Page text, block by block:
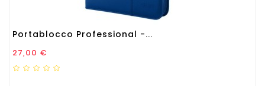
Portablocco Professional -...
Prezzo
27,00 €